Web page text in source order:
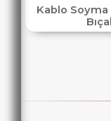
Kablo